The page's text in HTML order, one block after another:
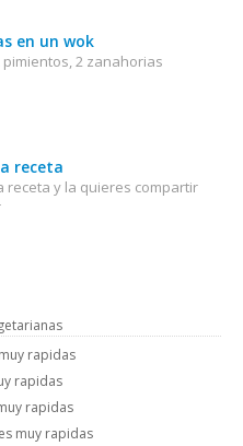
en un wok
pimientos, 2 zanahorias
receta
receta y la quieres compartir
rapidas
rapidas
rapidas
muy rapidas